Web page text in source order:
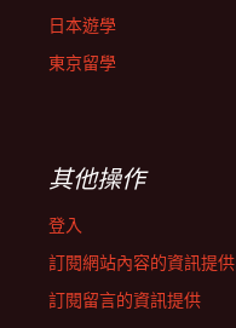
日本遊學
東京留學
其他操作
登入
訂閱網站內容的資訊提供
訂閱留言的資訊提供